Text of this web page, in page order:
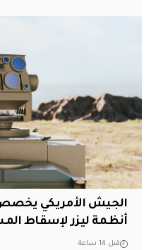
أنظمة ليزر لإسقاط
قبل 14 ساعة